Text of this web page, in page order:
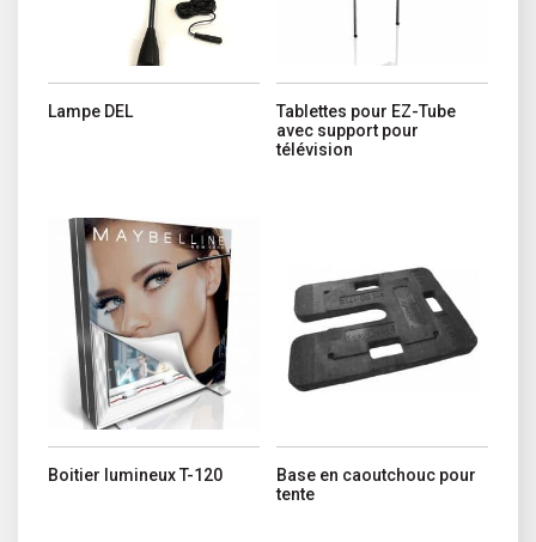
Lampe DEL
Tablettes pour EZ-Tube
avec support pour
télévision
Boitier lumineux T-120
Ce produit a plusieurs variations. Les options peuvent être
Base en caoutchouc pour
tente